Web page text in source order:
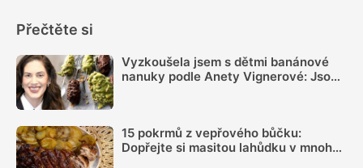
Přečtěte si
Vyzkoušela jsem s dětmi banánové
nanuky podle Anety Vignerové: Jsou
15 pokrmů z vepřového bůčku:
Dopřejte si masitou lahůdku v mnoha